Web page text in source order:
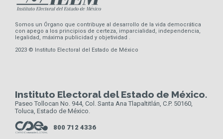
Somos un Órgano que contribuye al desarrollo de la vida democrática
con apego a los principios de certeza, imparcialidad, independencia,
legalidad, máxima publicidad y objetividad .
2023 © Instituto Electoral del Estado de México
Instituto Electoral del Estado de México.
Paseo Tollocan No. 944, Col. Santa Ana Tlapaltitlán, C.P. 50160,
Toluca, Estado de México.
800 712 4336